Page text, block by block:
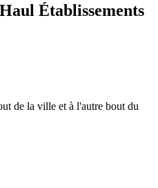
Établissements
de la ville et à l'autre bout du